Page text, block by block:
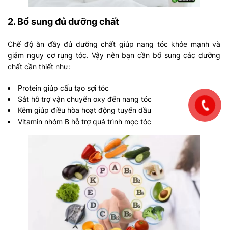
2. Bổ sung đủ dưỡng chất
Chế độ ăn đầy đủ dưỡng chất giúp nang tóc khỏe mạnh và
giảm nguy cơ rụng tóc. Vậy nên bạn cần bổ sung các dưỡng
chất cần thiết như:
Protein giúp cấu tạo sợi tóc
Sắt hỗ trợ vận chuyển oxy đến nang tóc
Kẽm giúp điều hòa hoạt động tuyến dầu
Vitamin nhóm B hỗ trợ quá trình mọc tóc